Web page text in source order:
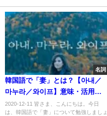
名詞
韓国語で「妻」とは？【아내／
마누라／와이프】意味・活用例
まとめ
2020-12-11 皆さま、こんにちは。今日
は、韓国語で「妻」について勉強しましょ